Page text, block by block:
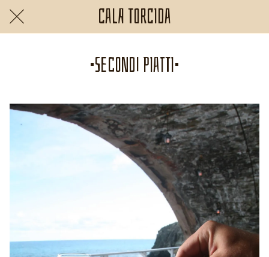
Cala Torcida
•Secondi piatti•